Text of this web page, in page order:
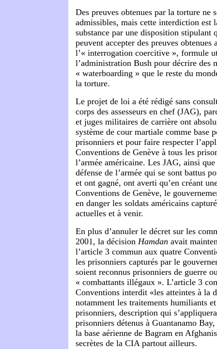
Des preuves obtenues par la torture ne
admissibles, mais cette interdiction est
substance par une disposition stipulant
peuvent accepter des preuves obtenues
l’« interrogation coercitive », formule
l’administration Bush pour décrire des
« waterboarding » que le reste du
la torture.
Le projet de loi a été rédigé sans
corps des assesseurs en chef (JAG),
et juges militaires de carrière ont
système de cour martiale comme base
prisonniers et pour faire respecter
Conventions de Genève à tous les
l’armée américaine. Les JAG, ainsi
défense de l’armée qui se sont battus
et ont gagné, ont averti qu’en créant
Conventions de Genève, le
en danger les soldats américains
actuelles et à venir.
En plus d’annuler le décret sur les
2001, la décision Hamdan avait
l’article 3 commun aux quatre
les prisonniers capturés par le
soient reconnus prisonniers de guerre
« combattants illégaux ». L’article 3
Conventions interdit «les atteintes à la
notamment les traitements humiliants
prisonniers, description qui
prisonniers détenus à Guantanamo
la base aérienne de Bagram en
secrètes de la CIA partout ailleurs.